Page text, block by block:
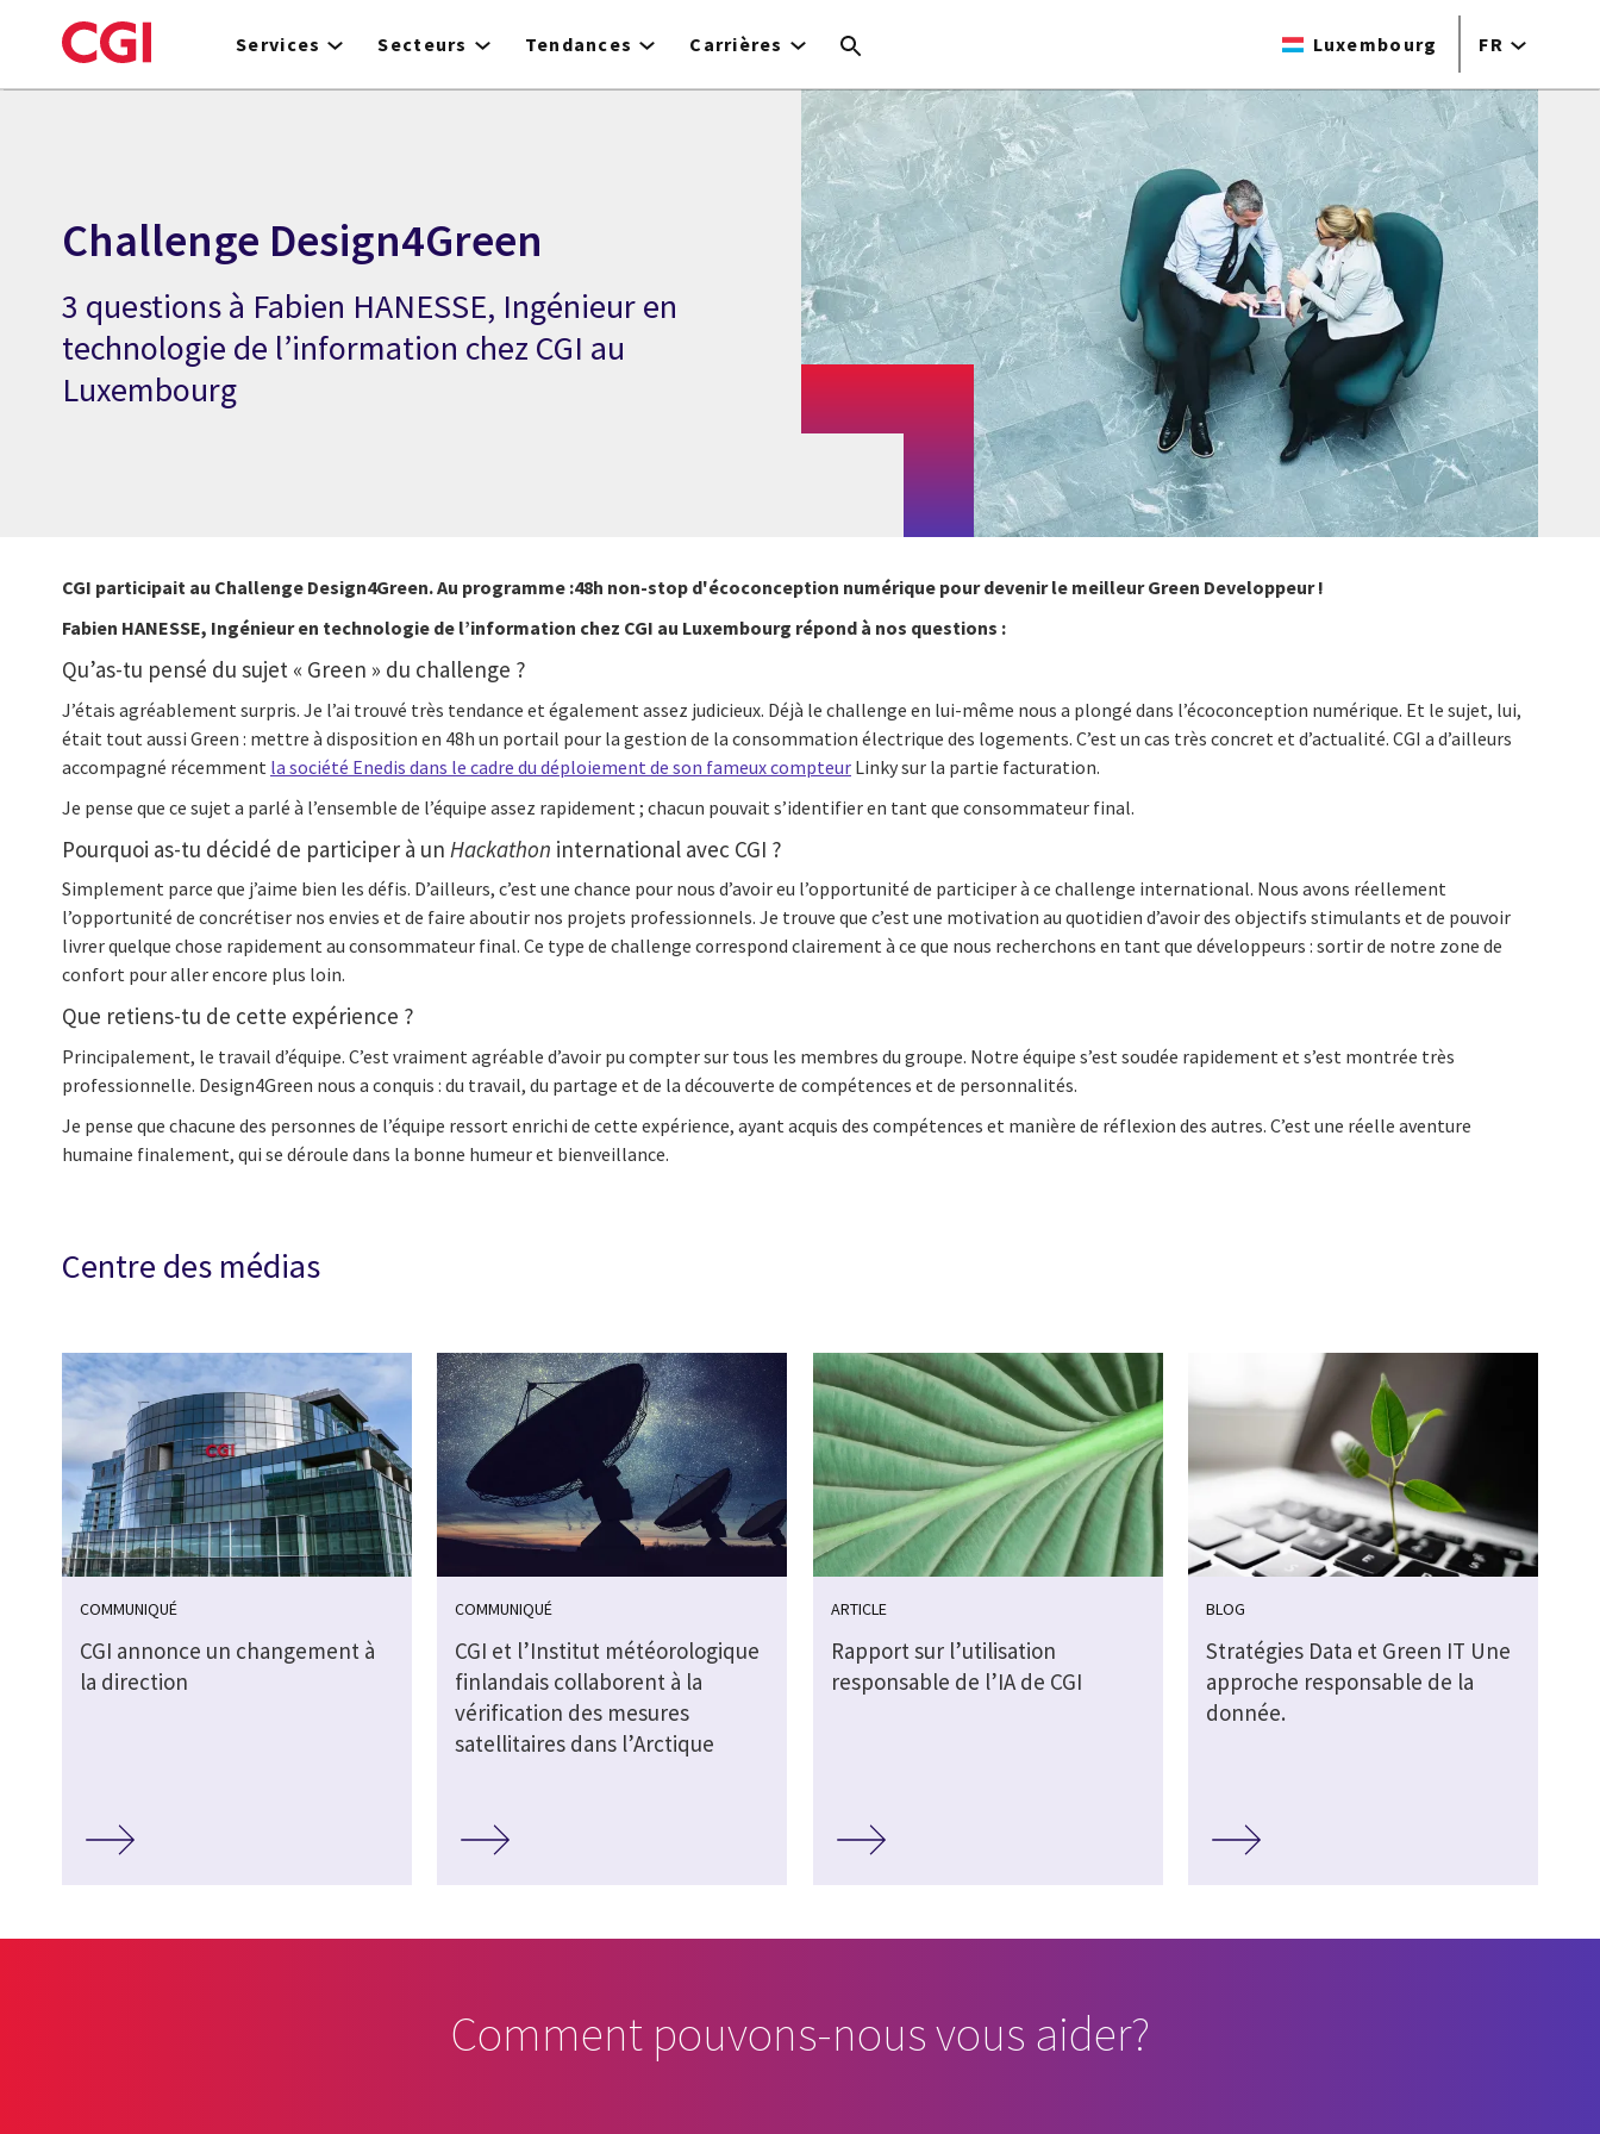
to
Services Secteurs Tendances Carrières Luxembourg FR
Challenge Design4Green
3 questions à Fabien HANESSE, Ingénieur en
technologie de l’information chez CGI au
Luxembourg
CGI participait au Challenge Design4Green. Au programme :48h non-stop d'écoconception numérique pour devenir le meilleur Green Developpeur !
Fabien HANESSE, Ingénieur en technologie de l’information chez CGI au Luxembourg répond à nos questions :
Qu’as-tu pensé du sujet « Green » du challenge ?
J’étais agréablement surpris. Je l’ai trouvé très tendance et également assez judicieux. Déjà le challenge en lui-même nous a plongé dans l’écoconception numérique. Et le sujet, lui,
était tout aussi Green : mettre à disposition en 48h un portail pour la gestion de la consommation électrique des logements. C’est un cas très concret et d’actualité. CGI a d’ailleurs
accompagné récemment la société Enedis dans le cadre du déploiement de son fameux compteur Linky sur la partie facturation.
Je pense que ce sujet a parlé à l’ensemble de l’équipe assez rapidement ; chacun pouvait s’identifier en tant que consommateur final.
Pourquoi as-tu décidé de participer à un Hackathon international avec CGI ?
Simplement parce que j’aime bien les défis. D’ailleurs, c’est une chance pour nous d’avoir eu l’opportunité de participer à ce challenge international. Nous avons réellement
l’opportunité de concrétiser nos envies et de faire aboutir nos projets professionnels. Je trouve que c’est une motivation au quotidien d’avoir des objectifs stimulants et de pouvoir
livrer quelque chose rapidement au consommateur final. Ce type de challenge correspond clairement à ce que nous recherchons en tant que développeurs : sortir de notre zone de
confort pour aller encore plus loin.
Que retiens-tu de cette expérience ?
Principalement, le travail d’équipe. C’est vraiment agréable d’avoir pu compter sur tous les membres du groupe. Notre équipe s’est soudée rapidement et s’est montrée très
professionnelle. Design4Green nous a conquis : du travail, du partage et de la découverte de compétences et de personnalités.
Je pense que chacune des personnes de l’équipe ressort enrichi de cette expérience, ayant acquis des compétences et manière de réflexion des autres. C’est une réelle aventure
humaine finalement, qui se déroule dans la bonne humeur et bienveillance.
Centre des médias
COMMUNIQUÉ
CGI annonce un changement à
la direction
COMMUNIQUÉ
CGI et l’Institut météorologique
finlandais collaborent à la
vérification des mesures
satellitaires dans l’Arctique
ARTICLE
Rapport sur l’utilisation
responsable de l’IA de CGI
BLOG
Stratégies Data et Green IT Une
approche responsable de la
donnée.
Comment pouvons-nous vous aider?